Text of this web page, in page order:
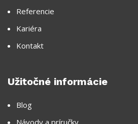
Referencie
Kariéra
Kontakt
Užitočné informácie
Blog